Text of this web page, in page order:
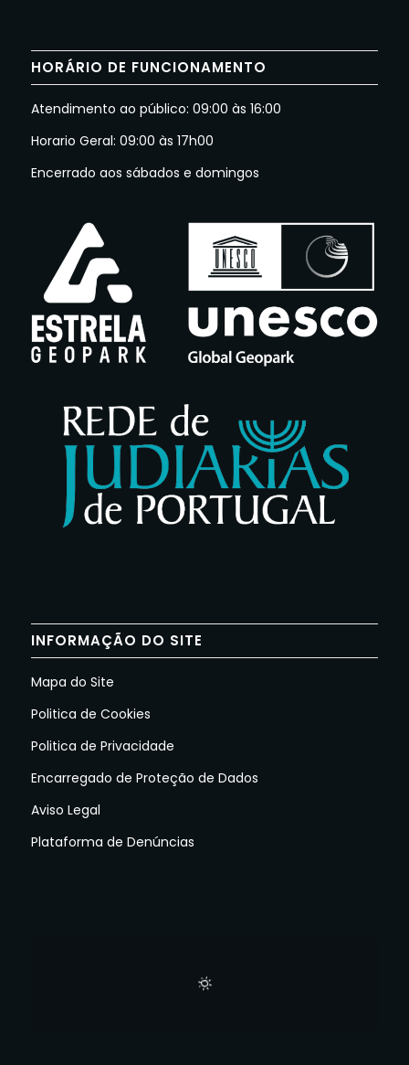
HORÁRIO DE FUNCIONAMENTO
Atendimento ao público: 09:00 às 16:00
Horario Geral: 09:00 às 17h00
Encerrado aos sábados e domingos
INFORMAÇÃO DO SITE
Mapa do Site
Politica de Cookies
Politica de Privacidade
Encarregado de Proteção de Dados
Aviso Legal
Plataforma de Denúncias